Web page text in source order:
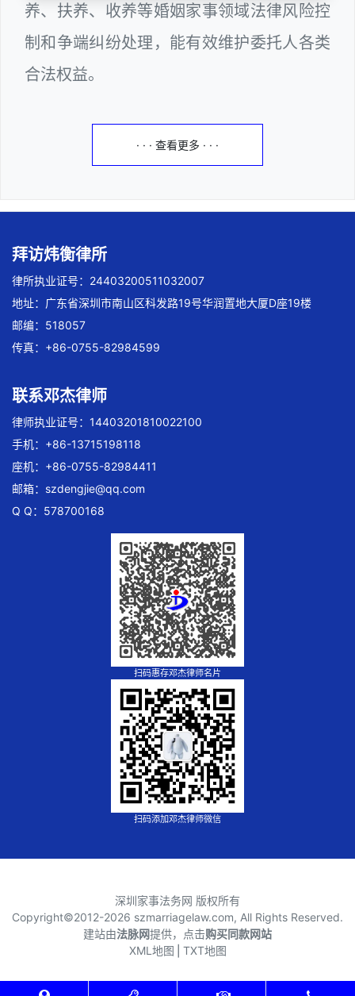
养、扶养、收养等婚姻家事领域法律风险控
制和争端纠纷处理，能有效维护委托人各类
合法权益。
· · · 查看更多 · · ·
拜访炜衡律所
律所执业证号：24403200511032007
地址：广东省深圳市南山区科发路19号华润置地大厦D座19楼
邮编：518057
传真：+86-0755-82984599
联系邓杰律师
律师执业证号：14403201810022100
手机：+86-13715198118
座机：+86-0755-82984411
邮箱： szdengjie@qq.com
Q Q：578700168
扫码惠存邓杰律师名片
扫码添加邓杰律师微信
深圳家事法务网 版权所有
Copyright©2012-2026 szmarriagelaw.com, All Rights Reserved.
建站由法脉网提供，点击购买同款网站
XML地图 TXT地图